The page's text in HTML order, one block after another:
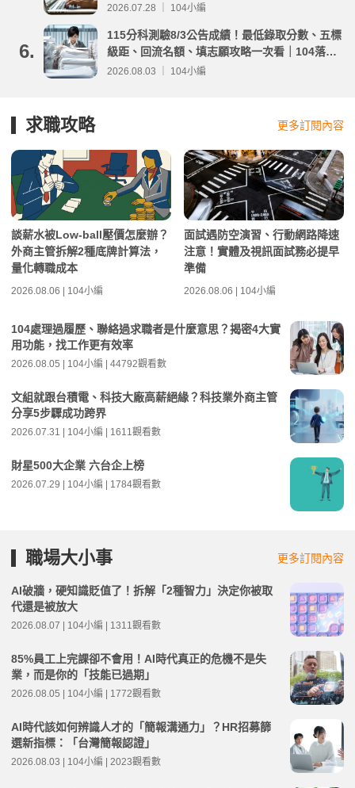
2026.07.28 ｜ 104小編
6.
115分科測驗8/3公告成績！最低錄取分數、五標
級距、回流名額、填志願攻略一次看｜104落點
分析
2026.08.03 ｜ 104小編
求職攻略 更多訂閱內容
談薪水被Low-ball壓價怎麼辦？
外商主管拆解2種底牌計算法，
量化轉職成本
2026.08.06 | 104小編
面試遇防空演習、行動網路降速
注意！實體及視訊面試務必提早
準備
2026.08.06 | 104小編
104處理過履歷、聯絡過求職者是什麼意思？揭密4大實
用功能，找工作更有效率
2026.08.05 | 104小編 | 44792觀看數
文組就跟台積電、科技大廠高薪絕緣？科技業外商主管
分享5步驟成功跨界
2026.07.31 | 104小編 | 1611觀看數
財星500大企業 六台企上榜
2026.07.29 | 104小編 | 1784觀看數
職場大小事 更多訂閱內容
AI破牆，硬知識貶值了！拆解「2種智力」決定你被取
代還是被放大
2026.08.07 | 104小編 | 1311觀看數
85%員工上完課卻不會用！AI時代真正的危機不是失
業，而是你的「技能已過期」
2026.08.05 | 104小編 | 1772觀看數
AI時代該如何辨識人才的「簡報溝通力」？HR招募篩
選新指標：「台灣簡報認證」
2026.08.03 | 104小編 | 2023觀看數